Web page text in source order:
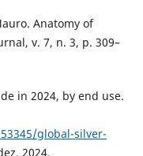
Anatomy of
v. 7, n. 3, p. 309–
in 2024, by end use.
global-silver-
2024.